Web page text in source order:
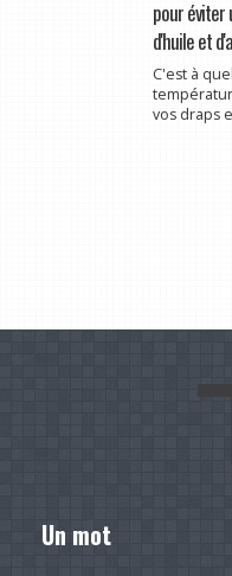
pour éviter
d'huile et
C'est à
vos draps
Un mot